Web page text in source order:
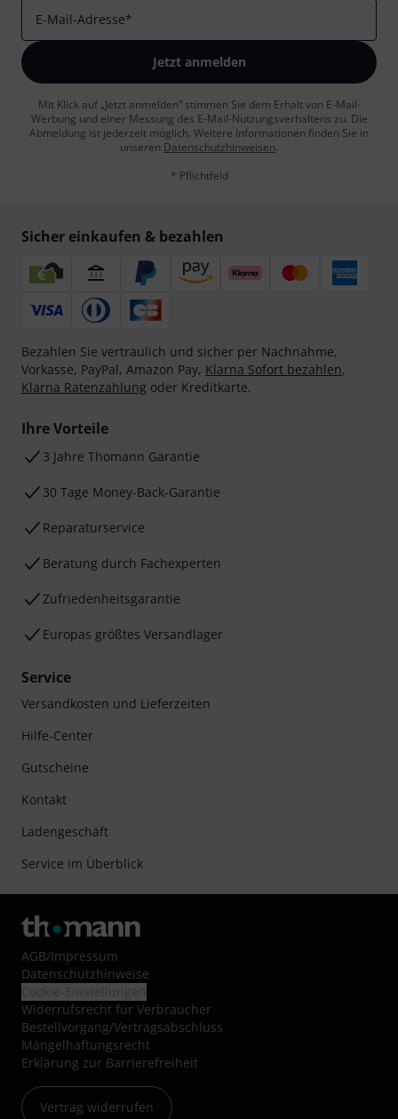
E-Mail-Adresse*
Jetzt anmelden
Mit Klick auf „Jetzt anmelden“ stimmen Sie dem Erhalt von E-Mail-
Werbung und einer Messung des E-Mail-Nutzungsverhaltens zu. Die
Abmeldung ist jederzeit möglich. Weitere Informationen finden Sie in
unseren Datenschutzhinweisen.
* Pflichtfeld
Sicher einkaufen & bezahlen
Bezahlen Sie vertraulich und sicher per Nachnahme,
Vorkasse, PayPal, Amazon Pay, Klarna Sofort bezahlen,
Klarna Ratenzahlung oder Kreditkarte.
Ihre Vorteile
3 Jahre Thomann Garantie
30 Tage Money-Back-Garantie
Reparaturservice
Beratung durch Fachexperten
Zufriedenheitsgarantie
Europas größtes Versandlager
Service
Versandkosten und Lieferzeiten
Hilfe-Center
Gutscheine
Kontakt
Ladengeschäft
Service im Überblick
AGB/Impressum
Datenschutzhinweise
Widerrufsrecht für Verbraucher
Bestellvorgang/Vertragsabschluss
Mängelhaftungsrecht
Erklärung zur Barrierefreiheit
Vertrag widerrufen